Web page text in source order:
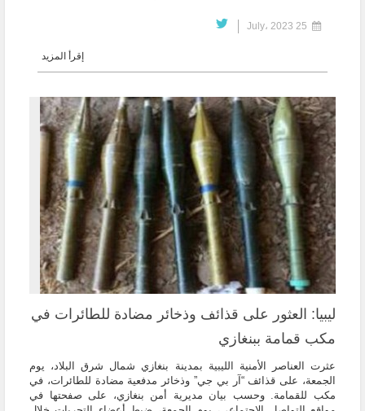
إقرأ المزيد
ليبيا: العثور على قذائف وذخائر مضادة للطائرات في
مكب قمامة ببنغازي
عثرت العناصر الأمنية الليبية بمدينة بنغازي شمال شرق البلاد، يوم
الجمعة، على قذائف “آر بي جي” وذخائر مدفعية مضادة للطائرات، في
مكب للقمامة. وحسب بيان مديرية أمن بنغازي، على صفحتها في